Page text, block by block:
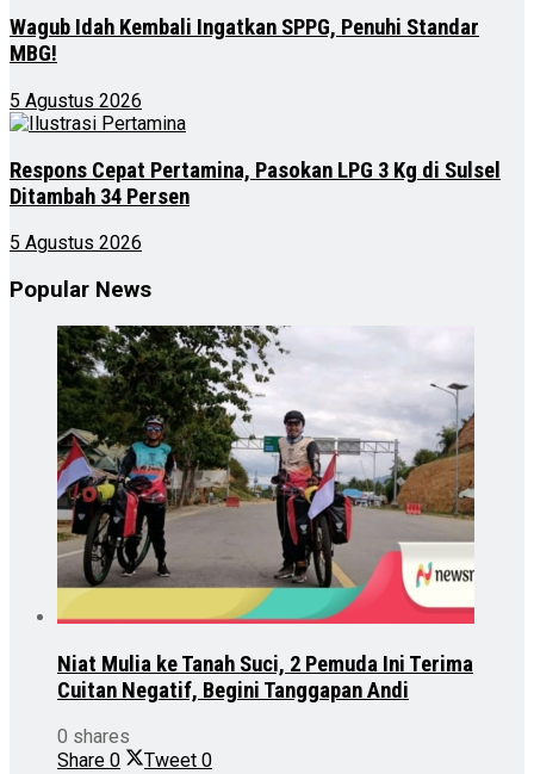
Wagub Idah Kembali Ingatkan SPPG, Penuhi Standar
MBG!
5 Agustus 2026
Respons Cepat Pertamina, Pasokan LPG 3 Kg di Sulsel
Ditambah 34 Persen
5 Agustus 2026
Popular News
Niat Mulia ke Tanah Suci, 2 Pemuda Ini Terima
Cuitan Negatif, Begini Tanggapan Andi
0 shares
Share 0 Tweet 0